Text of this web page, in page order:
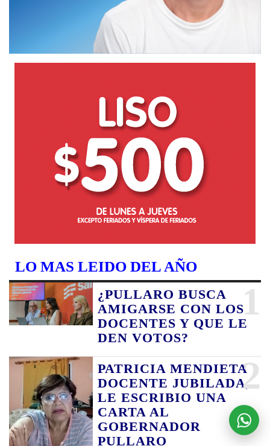
LO MAS LEIDO DEL AÑO
1
¿PULLARO BUSCA
AMIGARSE CON LOS
DOCENTES Y QUE LE
DEN VOTOS?
2
PATRICIA MENDIETA
DOCENTE JUBILADA,
LE ESCRIBIO UNA
CARTA AL
GOBERNADOR
PULLARO